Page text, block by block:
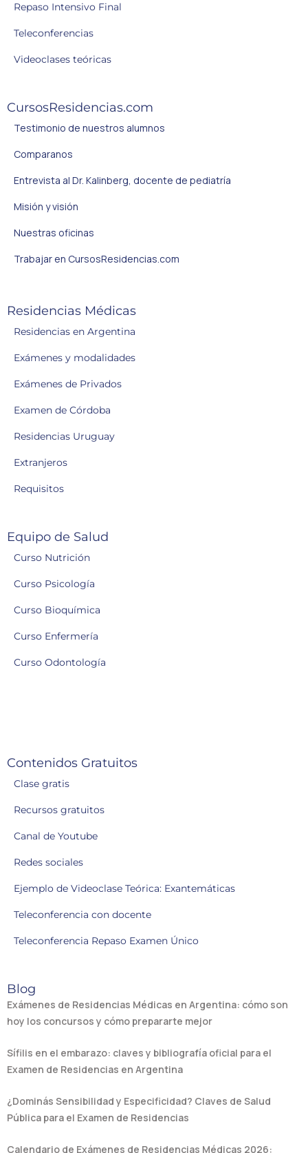
Repaso Intensivo Final
Teleconferencias
Videoclases teóricas
CursosResidencias.com
Testimonio de nuestros alumnos
Comparanos
Entrevista al Dr. Kalinberg, docente de pediatría
Misión y visión
Nuestras oficinas
Trabajar en CursosResidencias.com
Residencias Médicas
Residencias en Argentina
Exámenes y modalidades
Exámenes de Privados
Examen de Córdoba
Residencias Uruguay
Extranjeros
Requisitos
Equipo de Salud
Curso Nutrición
Curso Psicología
Curso Bioquímica
Curso Enfermería
Curso Odontología
Contenidos Gratuitos
Clase gratis
Recursos gratuitos
Canal de Youtube
Redes sociales
Ejemplo de Videoclase Teórica: Exantemáticas
Teleconferencia con docente
Teleconferencia Repaso Examen Único
Blog
Exámenes de Residencias Médicas en Argentina: cómo son
hoy los concursos y cómo prepararte mejor
Sífilis en el embarazo: claves y bibliografía oficial para el
Examen de Residencias en Argentina
¿Dominás Sensibilidad y Especificidad? Claves de Salud
Pública para el Examen de Residencias
Calendario de Exámenes de Residencias Médicas 2026: